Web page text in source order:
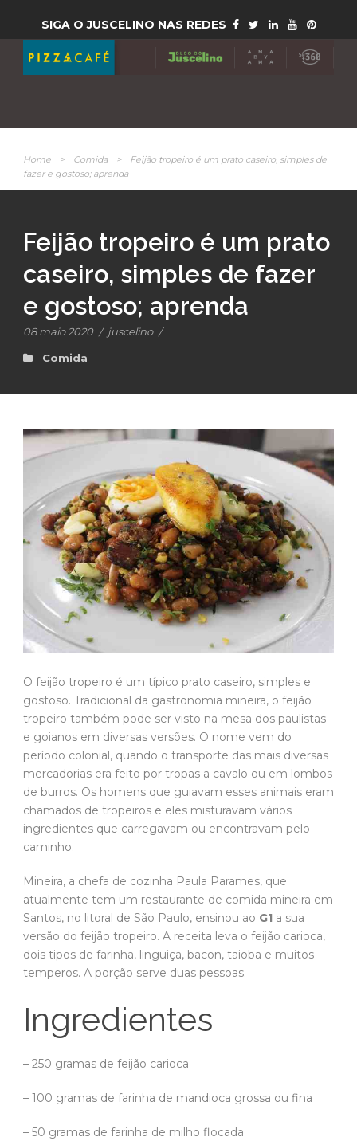
SIGA O JUSCELINO NAS REDES
Home > Comida >
Feijão tropeiro é um prato caseiro, simples de
fazer e gostoso; aprenda
Feijão tropeiro é um prato
caseiro, simples de fazer
e gostoso; aprenda
08 maio 2020 / juscelino /
Comida
O feijão tropeiro é um típico prato caseiro, simples e
gostoso. Tradicional da gastronomia mineira, o feijão
tropeiro também pode ser visto na mesa dos paulistas
e goianos em diversas versões. O nome vem do
período colonial, quando o transporte das mais diversas
mercadorias era feito por tropas a cavalo ou em lombos
de burros. Os homens que guiavam esses animais eram
chamados de tropeiros e eles misturavam vários
ingredientes que carregavam ou encontravam pelo
caminho.
Mineira, a chefa de cozinha Paula Parames, que
atualmente tem um restaurante de comida mineira em
Santos, no litoral de São Paulo, ensinou ao G1 a sua
versão do feijão tropeiro. A receita leva o feijão carioca,
dois tipos de farinha, linguiça, bacon, taioba e muitos
temperos. A porção serve duas pessoas.
Ingredientes
– 250 gramas de feijão carioca
– 100 gramas de farinha de mandioca grossa ou fina
– 50 gramas de farinha de milho flocada